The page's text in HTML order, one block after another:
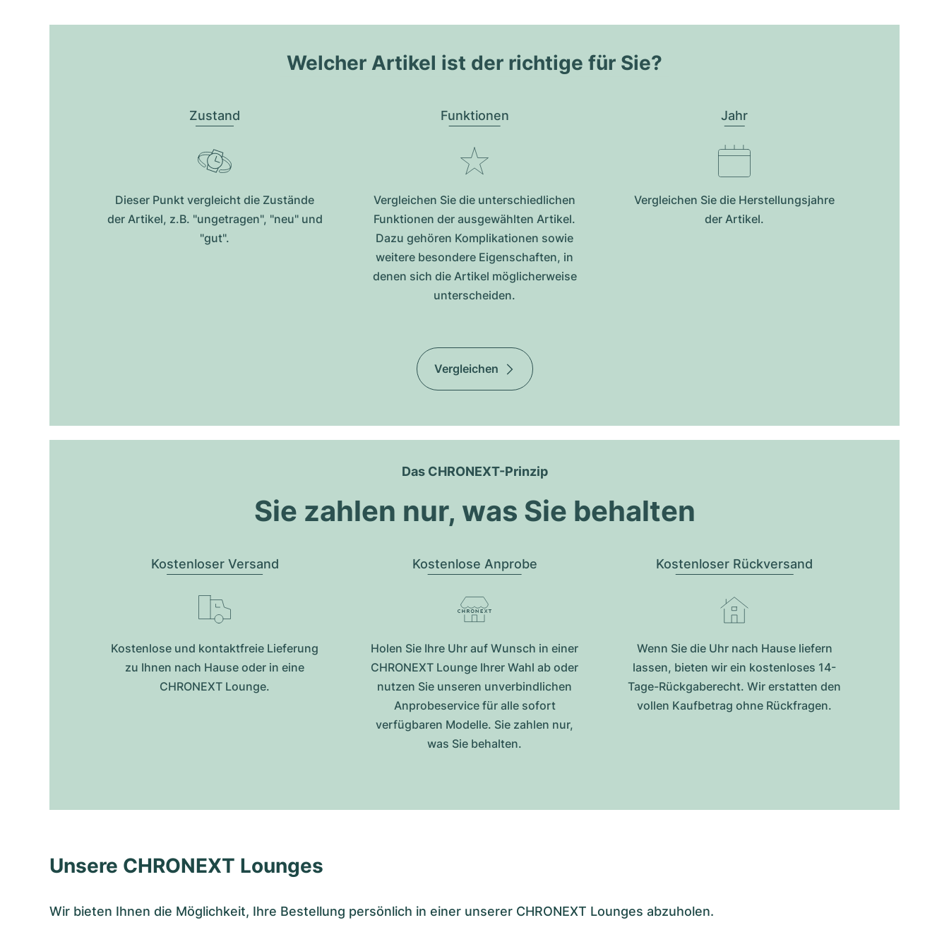
Welcher Artikel ist der richtige für Sie?
Zustand
Dieser Punkt vergleicht die Zustände
der Artikel, z.B. "ungetragen", "neu" und
"gut".
Funktionen
Vergleichen Sie die unterschiedlichen
Funktionen der ausgewählten Artikel.
Dazu gehören Komplikationen sowie
weitere besondere Eigenschaften, in
denen sich die Artikel möglicherweise
unterscheiden.
Jahr
Vergleichen Sie die Herstellungsjahre
der Artikel.
Vergleichen
Das CHRONEXT-Prinzip
Sie zahlen nur, was Sie behalten
Kostenloser Versand
Kostenlose und kontaktfreie Lieferung
zu Ihnen nach Hause oder in eine
CHRONEXT Lounge.
Kostenlose Anprobe
Holen Sie Ihre Uhr auf Wunsch in einer
CHRONEXT Lounge Ihrer Wahl ab oder
nutzen Sie unseren unverbindlichen
Anprobeservice für alle sofort
verfügbaren Modelle. Sie zahlen nur,
was Sie behalten.
Kostenloser Rückversand
Wenn Sie die Uhr nach Hause liefern
lassen, bieten wir ein kostenloses 14-
Tage-Rückgaberecht. Wir erstatten den
vollen Kaufbetrag ohne Rückfragen.
Unsere CHRONEXT Lounges
Wir bieten Ihnen die Möglichkeit, Ihre Bestellung persönlich in einer unserer CHRONEXT Lounges abzuholen.